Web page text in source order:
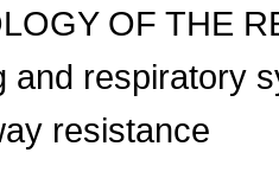
OF THE
and respiratory
resistance